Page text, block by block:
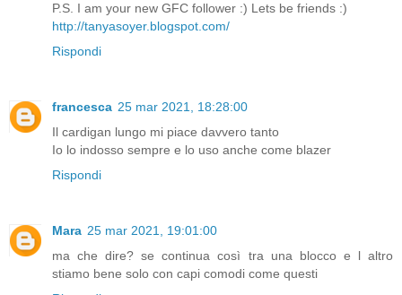
P.S. I am your new GFC follower :) Lets be friends :)
http://tanyasoyer.blogspot.com/
Rispondi
francesca 25 mar 2021, 18:28:00
Il cardigan lungo mi piace davvero tanto
Io lo indosso sempre e lo uso anche come blazer
Rispondi
Mara 25 mar 2021, 19:01:00
ma che dire? se continua così tra una blocco e l altro
stiamo bene solo con capi comodi come questi